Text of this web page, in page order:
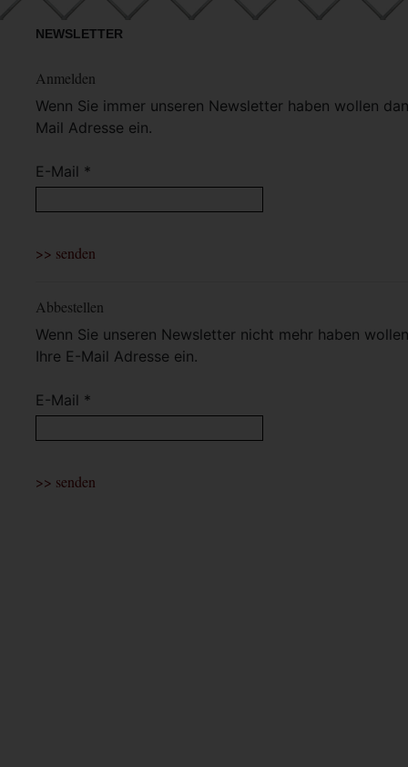
NEWSLETTER
Anmelden
Wenn Sie immer unseren Newsletter haben wollen
Mail Adresse ein.
E-Mail *
Abbestellen
Wenn Sie unseren Newsletter nicht mehr haben
Ihre E-Mail Adresse ein.
E-Mail *